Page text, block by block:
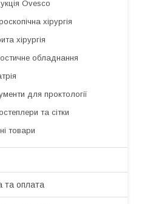
Ovesco
хірургія
хірургія
обладнання
для проктології
та сітки
товари
та оплата